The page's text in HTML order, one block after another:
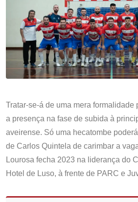
Tratar-se-á de uma mera formalidade
a presença na fase de subida à
aveirense. Só uma hecatombe
de Carlos Quintela de carimbar a
Lourosa fecha 2023 na liderança do
Hotel de Luso, à frente de PARC e